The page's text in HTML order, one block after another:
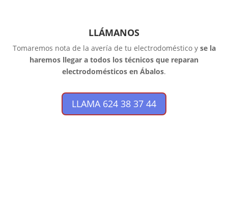
LLÁMANOS
Tomaremos nota de la avería de tu electrodoméstico y se la
haremos llegar a todos los técnicos que reparan
electrodomésticos en Ábalos.
LLAMA 624 38 37 44